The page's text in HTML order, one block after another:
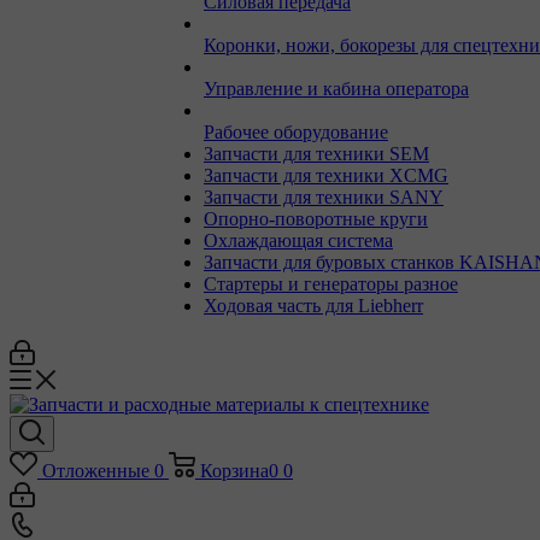
Коронки, ножи, бокорезы для
Управление и кабина оператора
Рабочее оборудование
Запчасти для техники SEM
Запчасти для техники XCMG
Запчасти для техники SANY
Опорно-поворотные круги
Охлаждающая система
Запчасти для буровых станков
Стартеры и генераторы разное
Ходовая часть для Liebherr
Отложенные 0 Корзина0 0